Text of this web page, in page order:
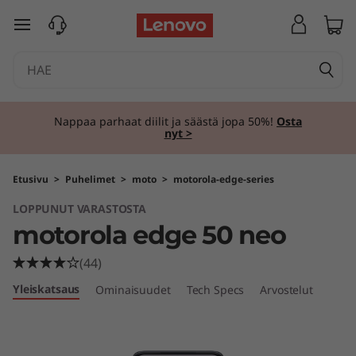
m
o
a
e
siirry pääsisältöön
Nappaa parhaat diilit ja säästä jopa 50%! Osta
nyt >
Etusivu > Puhelimet > moto > motorola-edge-series
LOPPUNUT VARASTOSTA
motorola edge 50 neo
(44)
Yleiskatsaus Ominaisuudet Tech Specs Arvostelut